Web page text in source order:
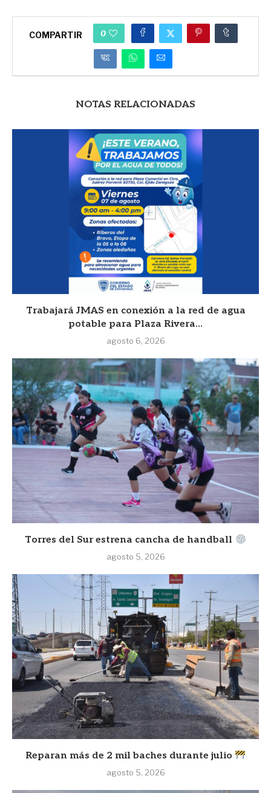
COMPARTIR 0
NOTAS RELACIONADAS
Trabajará JMAS en conexión a la red de agua
potable para Plaza Rivera...
agosto 6, 2026
Torres del Sur estrena cancha de handball
agosto 5, 2026
Reparan más de 2 mil baches durante julio
agosto 5, 2026